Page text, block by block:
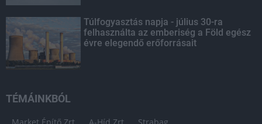
Túlfogyasztás napja - július 30-ra
felhasználta az emberiség a Föld egész
évre elegendő erőforrásait
TÉMÁINKBÓL